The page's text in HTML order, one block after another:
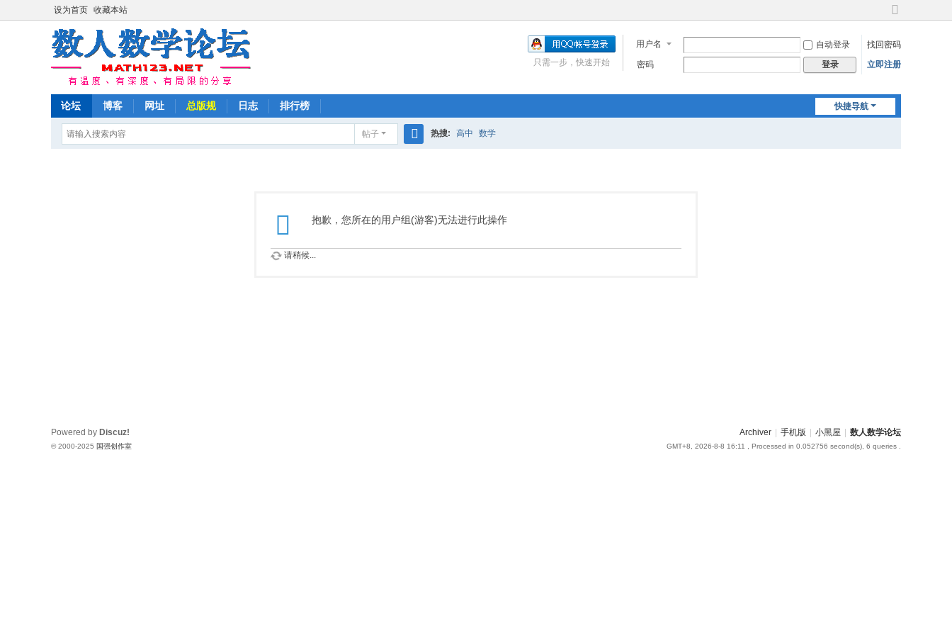
设为首页 收藏本站
切
到
宽
用户名 自动登录
找回密码
密码
登录 立即注册
只需一步，快速开始
快捷导航
论坛 博客 网址 总版规 日志 排行榜
帖子 热搜: 高中 数学
抱歉，您所在的用户组(游客)无法进行此操作
请稍候...
Archiver 手机版 小黑屋 数人数学论坛
GMT+8, 2026-8-8 16:11 , Processed in 0.052756 second(s), 6 queries .
Powered by Discuz!
© 2000-2025 国强创作室